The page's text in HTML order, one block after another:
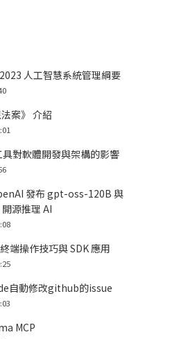
人工智慧系統管理綱要
案》 介紹
對軟體開發與架構的影響
發布 gpt-oss-120B 與
源推理 AI
端操作技巧與 SDK 應用
自動修改github的issue
MCP